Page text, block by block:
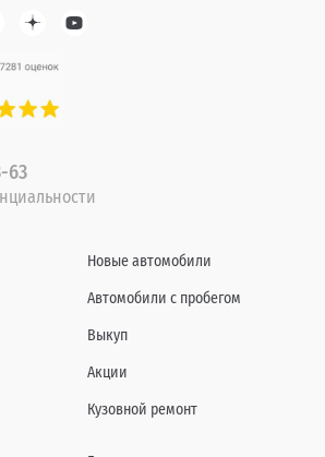
63
Новые автомобили
Автомобили с пробегом
Выкуп
Акции
Кузовной ремонт